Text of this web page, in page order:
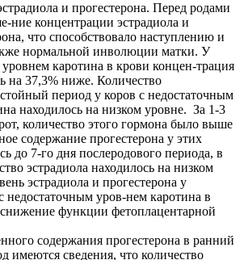
и прогестерона. Перед родами
ние концентрации эстрадиола и
что способствовало наступлению и
нормальной инволюции матки. У
каротина в крови концен-трация
на 37,3% ниже. Количество
период у коров с недостаточным
находилось на низком уровне. За 1-3
количество этого гормона было выше
содержание прогестерона у этих
до 7-го дня послеродового периода, в
эстрадиола находилось на низком
эстрадиола и прогестерона у
недостаточным уров-нем каротина в
функции фетоплацентарной
содержания прогестерона в ранний
имеются сведения, что количество